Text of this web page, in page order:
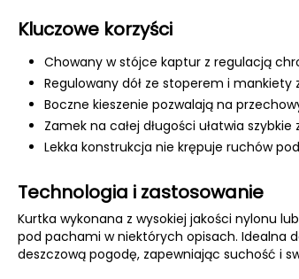
Kluczowe korzyści
Chowany w stójce kaptur z regulacją
Regulowany dół ze stoperem i
Boczne kieszenie pozwalają na
Zamek na całej długości ułatwia
Lekka konstrukcja nie krępuje ruchów
Technologia i zastosowanie
Kurtka wykonana z wysokiej jakości nylonu
pod pachami w niektórych opisach. Idealna
deszczową pogodę, zapewniając suchość i